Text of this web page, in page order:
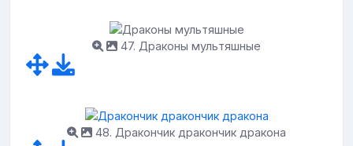
47. Драконы мультяшные
48. Дракончик дракончик дракона